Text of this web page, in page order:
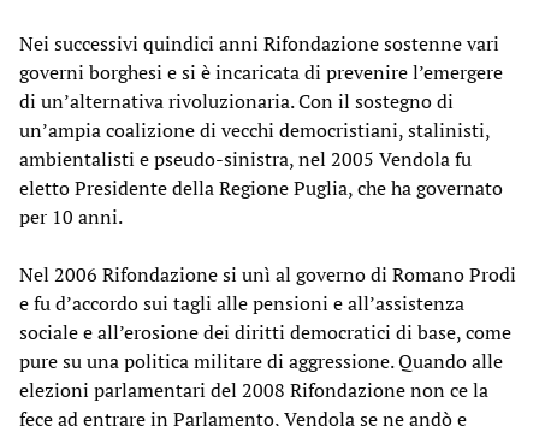
Nei successivi quindici anni Rifondazione sostenne vari
governi borghesi e si è incaricata di prevenire l’emergere
di un’alternativa rivoluzionaria. Con il sostegno di
un’ampia coalizione di vecchi democristiani, stalinisti,
ambientalisti e pseudo-sinistra, nel 2005 Vendola fu
eletto Presidente della Regione Puglia, che ha governato
per 10 anni.
Nel 2006 Rifondazione si unì al governo di Romano Prodi
e fu d’accordo sui tagli alle pensioni e all’assistenza
sociale e all’erosione dei diritti democratici di base, come
pure su una politica militare di aggressione. Quando alle
elezioni parlamentari del 2008 Rifondazione non ce la
fece ad entrare in Parlamento, Vendola se ne andò e